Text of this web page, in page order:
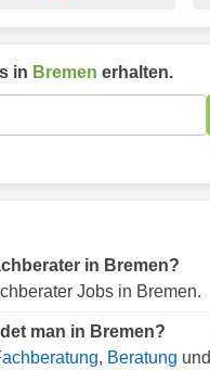
in Bremen erhalten.
in Bremen?
Jobs in Bremen.
man in Bremen?
, Beratung und